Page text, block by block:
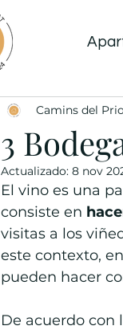
3
Camins del
Actualizado: 8 nov
El vino es una
consiste en
visitas a los
este contexto,
pueden hacer
De acuerdo con